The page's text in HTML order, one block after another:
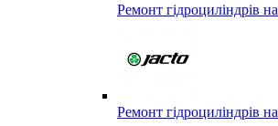
Ремонт гідроциліндрів
Ремонт гідроциліндрів